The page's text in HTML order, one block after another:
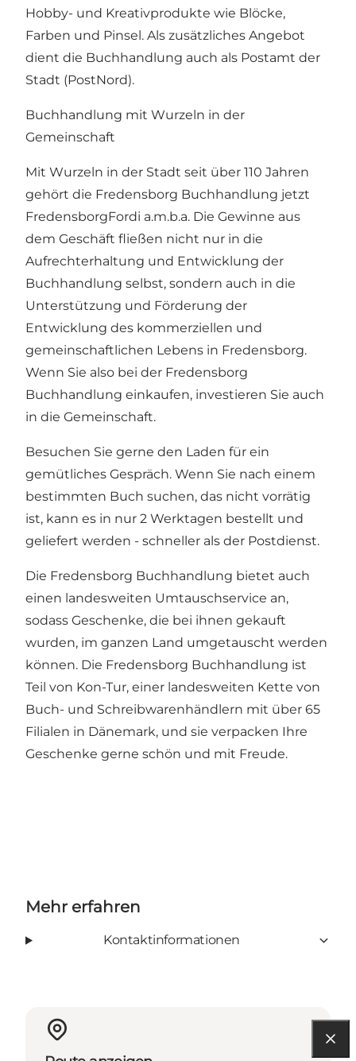
Hobby- und Kreativprodukte wie Blöcke,
Farben und Pinsel. Als zusätzliches Angebot
dient die Buchhandlung auch als Postamt der
Stadt (PostNord).
Buchhandlung mit Wurzeln in der
Gemeinschaft
Mit Wurzeln in der Stadt seit über 110 Jahren
gehört die Fredensborg Buchhandlung jetzt
FredensborgFordi a.m.b.a. Die Gewinne aus
dem Geschäft fließen nicht nur in die
Aufrechterhaltung und Entwicklung der
Buchhandlung selbst, sondern auch in die
Unterstützung und Förderung der
Entwicklung des kommerziellen und
gemeinschaftlichen Lebens in Fredensborg.
Wenn Sie also bei der Fredensborg
Buchhandlung einkaufen, investieren Sie auch
in die Gemeinschaft.
Besuchen Sie gerne den Laden für ein
gemütliches Gespräch. Wenn Sie nach einem
bestimmten Buch suchen, das nicht vorrätig
ist, kann es in nur 2 Werktagen bestellt und
geliefert werden - schneller als der Postdienst.
Die Fredensborg Buchhandlung bietet auch
einen landesweiten Umtauschservice an,
sodass Geschenke, die bei ihnen gekauft
wurden, im ganzen Land umgetauscht werden
können. Die Fredensborg Buchhandlung ist
Teil von Kon-Tur, einer landesweiten Kette von
Buch- und Schreibwarenhändlern mit über 65
Filialen in Dänemark, und sie verpacken Ihre
Geschenke gerne schön und mit Freude.
Mehr erfahren
Kontaktinformationen